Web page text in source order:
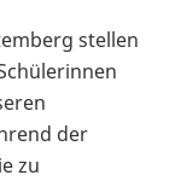
stellen
der
zu